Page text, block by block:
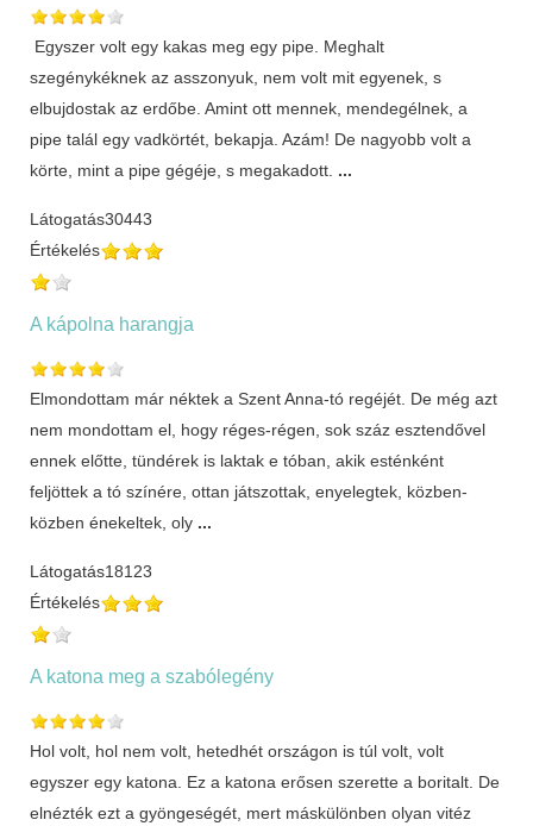
Egyszer volt egy kakas meg egy pipe. Meghalt
szegénykéknek az asszonyuk, nem volt mit egyenek, s
elbujdostak az erdőbe. Amint ott mennek, mendegélnek, a
pipe talál egy vadkörtét, bekapja. Azám! De nagyobb volt a
körte, mint a pipe gégéje, s megakadott. ...
Látogatás30443
Értékelés
A kápolna harangja
Elmondottam már néktek a Szent Anna-tó regéjét. De még azt
nem mondottam el, hogy réges-régen, sok száz esztendővel
ennek előtte, tündérek is laktak e tóban, akik esténként
feljöttek a tó színére, ottan játszottak, enyelegtek, közben-
közben énekeltek, oly ...
Látogatás18123
Értékelés
A katona meg a szabólegény
Hol volt, hol nem volt, hetedhét országon is túl volt, volt
egyszer egy katona. Ez a katona erősen szerette a boritalt. De
elnézték ezt a gyöngeségét, mert máskülönben olyan vitéz